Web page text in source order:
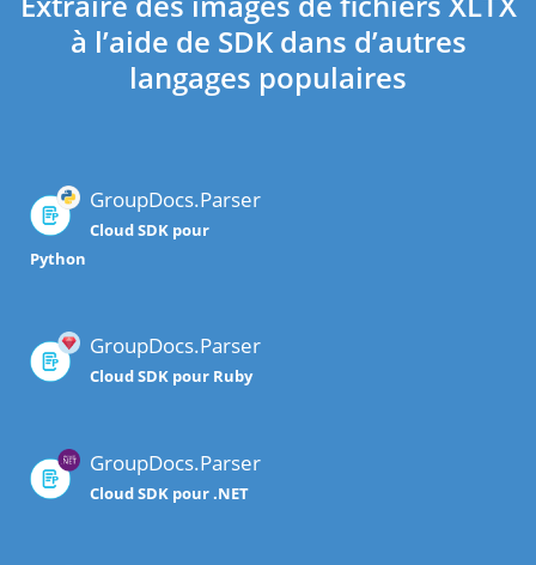
à l’aide de SDK dans d’autres
langages populaires
GroupDocs.Parser
Cloud SDK pour
Python
GroupDocs.Parser
Cloud SDK pour Ruby
GroupDocs.Parser
Cloud SDK pour .NET